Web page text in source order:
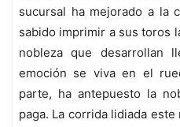
sucursal ha mejorado a la
sabido imprimir a sus toros
nobleza que desarrollan
emoción se viva en el
parte, ha antepuesto la
paga. La corrida lidiada